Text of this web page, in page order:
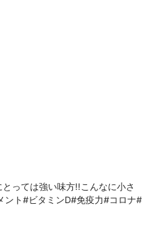
っては強い味方!!こんなに小さ
ント#ビタミンD#免疫力#コロナ#